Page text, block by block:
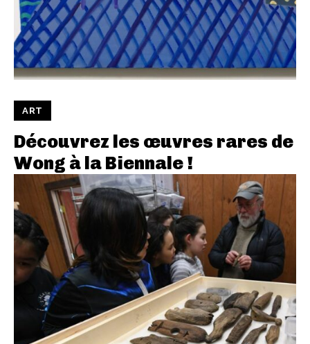
ART
Découvrez les œuvres rares de
Wong à la Biennale !